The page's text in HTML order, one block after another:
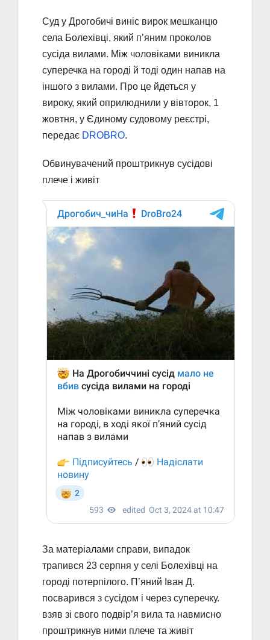
Суд у Дрогобичі виніс вирок мешканцю
села Болехівці, який п’яним проколов
сусіда вилами. Між чоловіками виникла
суперечка на городі й тоді один напав на
іншого з вилами. Про це йдеться у
вироку, який оприлюднили у вівторок, 1
жовтня, у Єдиному судовому реєстрі,
передає DROBRO.
Обвинувачений проштрикнув сусідові
плече і живіт
За матеріалами справи, випадок
трапився 23 серпня у селі Болехівці на
городі потерпілого. П’яний Іван Д.
посварився з сусідом і через суперечку.
взяв зі свого подвір’я вила та навмисно
проштрикнув ними плече та живіт